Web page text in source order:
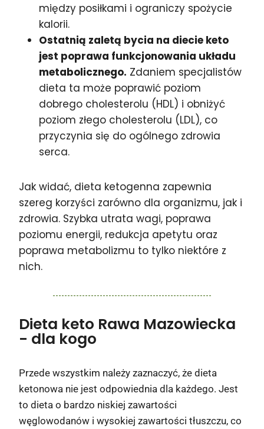
między posiłkami i ograniczy spożycie
kalorii.
Ostatnią zaletą bycia na diecie keto
jest poprawa funkcjonowania układu
metabolicznego. Zdaniem specjalistów
dieta ta może poprawić poziom
dobrego cholesterolu (HDL) i obniżyć
poziom złego cholesterolu (LDL), co
przyczynia się do ogólnego zdrowia
serca.
Jak widać, dieta ketogenna zapewnia
szereg korzyści zarówno dla organizmu, jak i
zdrowia. Szybka utrata wagi, poprawa
poziomu energii, redukcja apetytu oraz
poprawa metabolizmu to tylko niektóre z
nich.
Dieta keto Rawa Mazowiecka
- dla kogo
Przede wszystkim należy zaznaczyć, że dieta
ketonowa nie jest odpowiednia dla każdego. Jest
to dieta o bardzo niskiej zawartości
węglowodanów i wysokiej zawartości tłuszczu, co